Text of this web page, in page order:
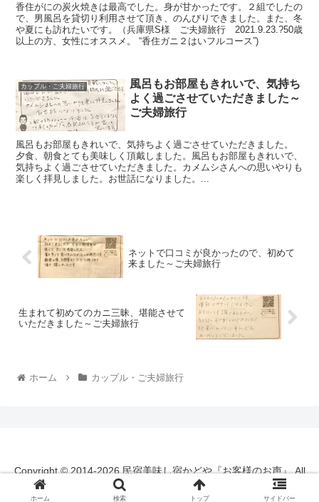
香住がにの炭火焼きは最高でした。身が甘かったです。２組でしたの
で、男風呂を貸切り利用させて頂き、のんびりできました。また、冬
や夏にも訪れたいです。（兵庫県S様 ご夫婦旅行 2021.9.23.?50歳
以上の方、女性にオススメ。 “香住ガニ２はいフルコース”)
カップル・ご夫婦旅行
風呂もお部屋もきれいで、気持ち
よく過ごさせていただきました～
ご夫婦旅行
風呂もお部屋もきれいで、気持ちよく過ごさせていただきました。
夕食、朝食とても美味しく頂戴しました。風呂もお部屋もきれいで、
気持ちよく過ごさせていただきました。カメムシさんへの思いやりも
楽しく拝見しました。お世話になりました。...
ネットで口コミが良かったので、初めて
来ました～ご夫婦旅行
生まれて初めてのカニ三昧、堪能させて
いただきました～ご夫婦旅行
ホーム カップル・ご夫婦旅行
Copyright © 2014-2026 民宿美味し宿かどや『お客様のお声』 All
Rights Reserved.
ホーム 検索 トップ サイドバー